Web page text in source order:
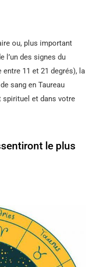
ou, plus important
l’un des signes du
11 et 21 degrés), la
sang en Taureau
spirituel et dans votre
le plus